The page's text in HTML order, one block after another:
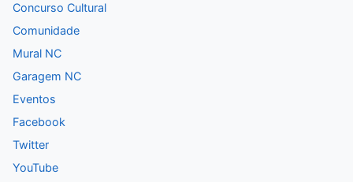
Concurso Cultural
Comunidade
Mural NC
Garagem NC
Eventos
Facebook
Twitter
YouTube